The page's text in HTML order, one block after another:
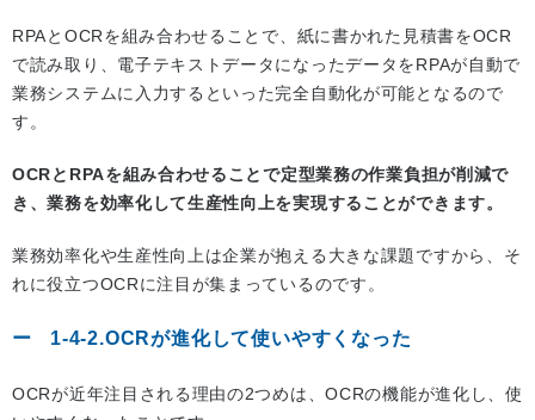
RPAとOCRを組み合わせることで、紙に書かれた見積書をOCR
で読み取り、電子テキストデータになったデータをRPAが自動で
業務システムに入力するといった完全自動化が可能となるので
す。
OCRとRPAを組み合わせることで定型業務の作業負担が削減で
き、業務を効率化して生産性向上を実現することができます。
業務効率化や生産性向上は企業が抱える大きな課題ですから、そ
れに役立つOCRに注目が集まっているのです。
1-4-2.OCRが進化して使いやすくなった
OCRが近年注目される理由の2つめは、OCRの機能が進化し、使